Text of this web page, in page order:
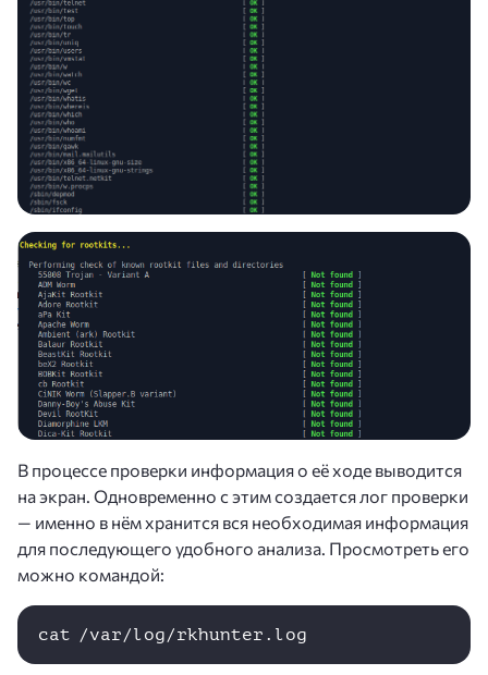
В процессе проверки информация о её ходе выводится
на экран. Одновременно с этим создается лог проверки
— именно в нём хранится вся необходимая информация
для последующего удобного анализа. Просмотреть его
можно командой:
cat /var/log/rkhunter.log